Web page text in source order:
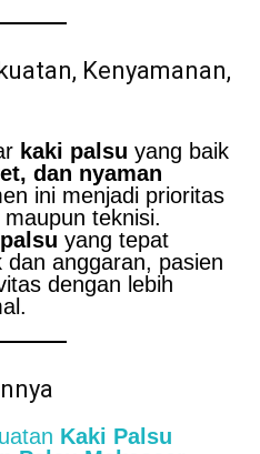
Kenyamanan,
kaki palsu yang baik
dan nyaman
ini menjadi prioritas
teknisi.
yang tepat
anggaran, pasien
dengan lebih
Kaki Palsu